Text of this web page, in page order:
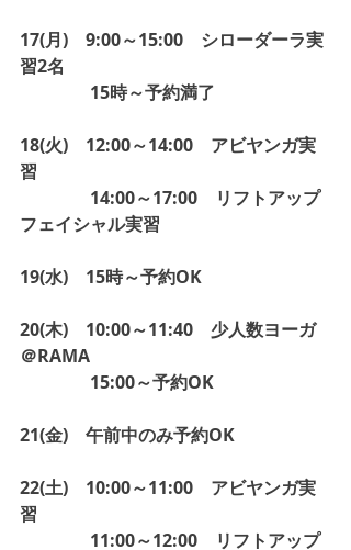
17(月)　9:00～15:00　シローダーラ実
習2名
15時～予約満了
18(火)　12:00～14:00　アビヤンガ実
習
14:00～17:00　リフトアップ
フェイシャル実習
19(水)　15時～予約OK
20(木)　10:00～11:40　少人数ヨーガ
＠RAMA
15:00～予約OK
21(金)　午前中のみ予約OK
22(土)　10:00～11:00　アビヤンガ実
習
11:00～12:00　リフトアップ